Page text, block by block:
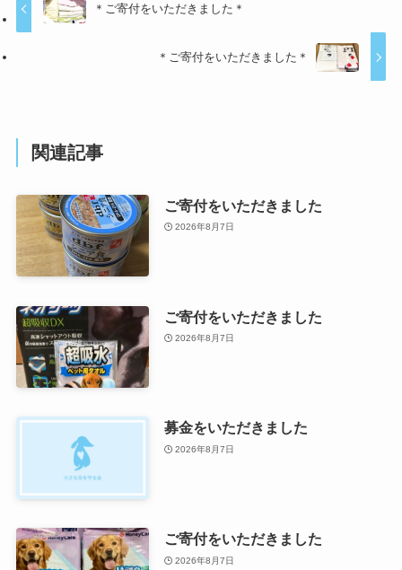
＊ご寄付をいただきました＊
＊ご寄付をいただきました＊
関連記事
ご寄付をいただきました
2026年8月7日
ご寄付をいただきました
2026年8月7日
募金をいただきました
2026年8月7日
ご寄付をいただきました
2026年8月7日